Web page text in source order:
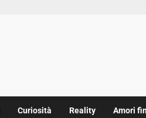
Curiosità Reality Amori